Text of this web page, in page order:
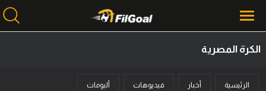
الكرة المصرية
الرئيسية أخبار فيديوهات ألبومات